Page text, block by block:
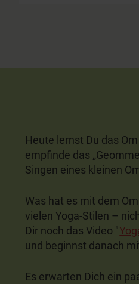
Heute lernst Du das
empfinde das
Singen eines kleinen
Was hat es mit dem
vielen Yoga-Stilen –
Dir noch das Video "
und beginnst danach
Es erwarten Dich ein